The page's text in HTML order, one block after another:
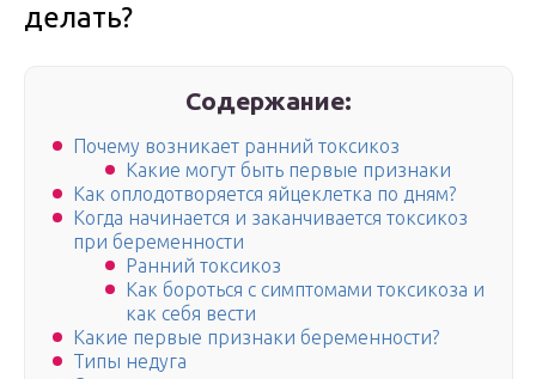
делать?
Содержание:
Почему возникает ранний токсикоз
Какие могут быть первые признаки
Как оплодотворяется яйцеклетка по дням?
Когда начинается и заканчивается токсикоз
при беременности
Ранний токсикоз
Как бороться с симптомами токсикоза и
как себя вести
Какие первые признаки беременности?
Типы недуга